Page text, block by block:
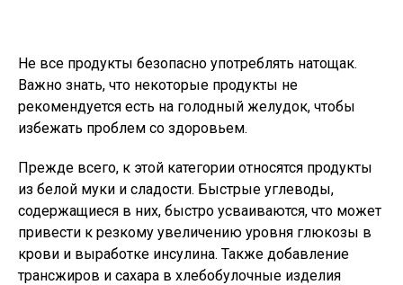
Не все продукты безопасно употреблять натощак.
Важно знать, что некоторые продукты не
рекомендуется есть на голодный желудок, чтобы
избежать проблем со здоровьем.
Прежде всего, к этой категории относятся продукты
из белой муки и сладости. Быстрые углеводы,
содержащиеся в них, быстро усваиваются, что может
привести к резкому увеличению уровня глюкозы в
крови и выработке инсулина. Также добавление
трансжиров и сахара в хлебобулочные изделия